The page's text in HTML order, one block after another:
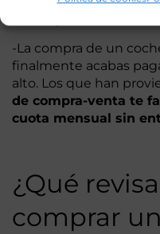
-La compra de un
finalmente acabas
alto. Los que han
de compra-venta te
cuota mensual sin
¿Qué
comprar